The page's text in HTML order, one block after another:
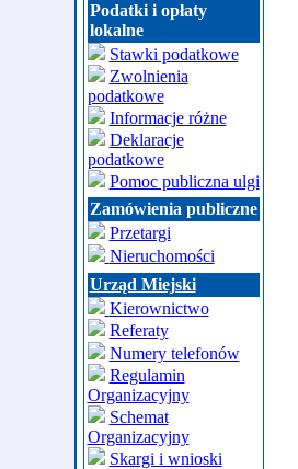
Podatki i opłaty
lokalne
Stawki podatkowe
Zwolnienia
podatkowe
Informacje różne
Deklaracje
podatkowe
Pomoc publiczna ulgi
Zamówienia publiczne
Przetargi
Nieruchomości
Urząd Miejski
Kierownictwo
Referaty
Numery telefonów
Regulamin
Organizacyjny
Schemat
Organizacyjny
Skargi i wnioski